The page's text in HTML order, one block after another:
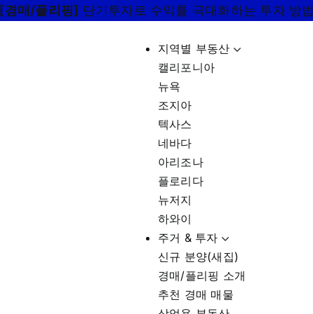
[경매/플리핑] 단기투자로 수익률 극대화하는 투자 방법
지역별 부동산
캘리포니아
뉴욕
조지아
텍사스
네바다
아리조나
플로리다
뉴저지
하와이
주거 & 투자
신규 분양(새집)
경매/플리핑 소개
추천 경매 매물